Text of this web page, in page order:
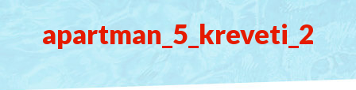
apartman_5_kreveti_2